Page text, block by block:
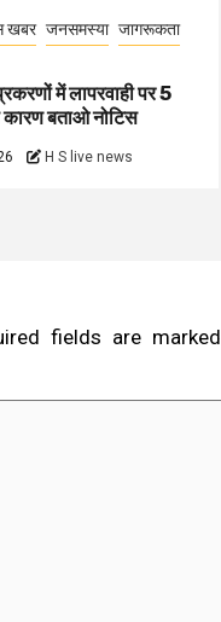
खबर जनसमस्या जागरूकता
में लापरवाही पर 5
कारण बताओ नोटिस
H S live news
fields are marked